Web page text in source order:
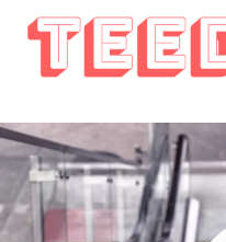
Doorgaan
naar
inhoud